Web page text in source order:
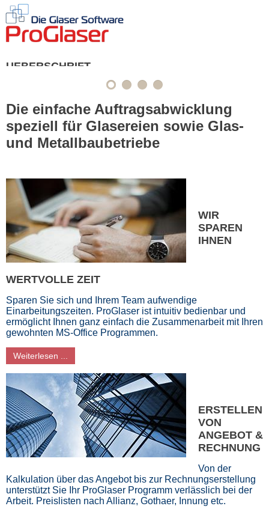
UEBERSCHRIFT
Die einfache Auftragsabwicklung
speziell für Glasereien sowie Glas-
und Metallbaubetriebe
WIR
SPAREN
IHNEN
WERTVOLLE ZEIT
Sparen Sie sich und Ihrem Team aufwendige
Einarbeitungszeiten. ProGlaser ist intuitiv bedienbar und
ermöglicht Ihnen ganz einfach die Zusammenarbeit mit Ihren
gewohnten MS-Office Programmen.
Weiterlesen ...
ERSTELLEN
VON
ANGEBOT &
RECHNUNG
Von der
Kalkulation über das Angebot bis zur Rechnungserstellung
unterstützt Sie Ihr ProGlaser Programm verlässlich bei der
Arbeit. Preislisten nach Allianz, Gothaer, Innung etc.